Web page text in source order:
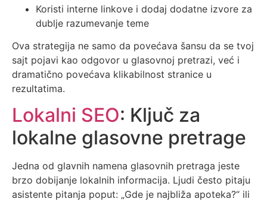
Koristi interne linkove i dodaj dodatne izvore za
dublje razumevanje teme
Ova strategija ne samo da povećava šansu da se tvoj
sajt pojavi kao odgovor u glasovnoj pretrazi, već i
dramatično povećava klikabilnost stranice u
rezultatima.
Lokalni SEO: Ključ za
lokalne glasovne pretrage
Jedna od glavnih namena glasovnih pretraga jeste
brzo dobijanje lokalnih informacija. Ljudi često pitaju
asistente pitanja poput: „Gde je najbliža apoteka?“ ili